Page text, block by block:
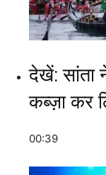
देखें: सांता
कब्ज़ा कर
00:39